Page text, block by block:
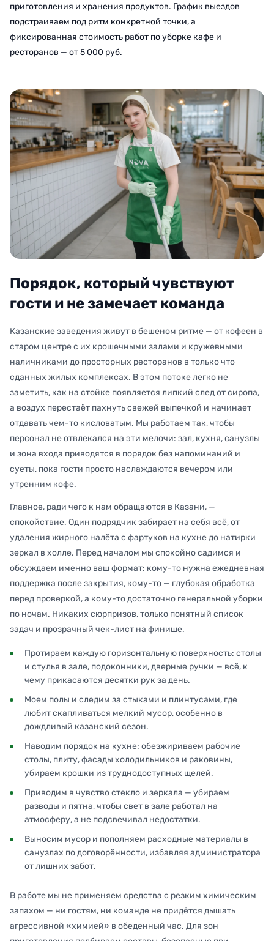
приготовления и хранения продуктов. График выездов
подстраиваем под ритм конкретной точки, а
фиксированная стоимость работ по уборке кафе и
ресторанов — от 5 000 руб.
Порядок, который чувствуют
гости и не замечает команда
Казанские заведения живут в бешеном ритме — от кофеен в
старом центре с их крошечными залами и кружевными
наличниками до просторных ресторанов в только что
сданных жилых комплексах. В этом потоке легко не
заметить, как на стойке появляется липкий след от сиропа,
а воздух перестаёт пахнуть свежей выпечкой и начинает
отдавать чем-то кисловатым. Мы работаем так, чтобы
персонал не отвлекался на эти мелочи: зал, кухня, санузлы
и зона входа приводятся в порядок без напоминаний и
суеты, пока гости просто наслаждаются вечером или
утренним кофе.
Главное, ради чего к нам обращаются в Казани, —
спокойствие. Один подрядчик забирает на себя всё, от
удаления жирного налёта с фартуков на кухне до натирки
зеркал в холле. Перед началом мы спокойно садимся и
обсуждаем именно ваш формат: кому-то нужна ежедневная
поддержка после закрытия, кому-то — глубокая обработка
перед проверкой, а кому-то достаточно генеральной уборки
по ночам. Никаких сюрпризов, только понятный список
задач и прозрачный чек-лист на финише.
Протираем каждую горизонтальную поверхность: столы
и стулья в зале, подоконники, дверные ручки — всё, к
чему прикасаются десятки рук за день.
Моем полы и следим за стыками и плинтусами, где
любит скапливаться мелкий мусор, особенно в
дождливый казанский сезон.
Наводим порядок на кухне: обезжириваем рабочие
столы, плиту, фасады холодильников и раковины,
убираем крошки из труднодоступных щелей.
Приводим в чувство стекло и зеркала — убираем
разводы и пятна, чтобы свет в зале работал на
атмосферу, а не подсвечивал недостатки.
Выносим мусор и пополняем расходные материалы в
санузлах по договорённости, избавляя администратора
от лишних забот.
В работе мы не применяем средства с резким химическим
запахом — ни гостям, ни команде не придётся дышать
агрессивной «химией» в обеденный час. Для зон